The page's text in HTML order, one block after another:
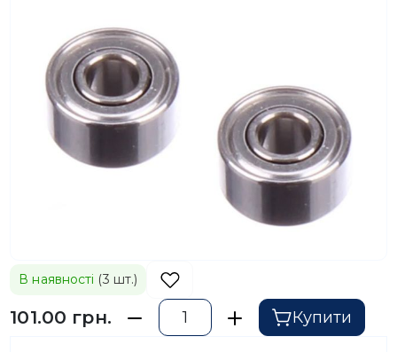
В наявності (3 шт.)
101.00 грн. Купити